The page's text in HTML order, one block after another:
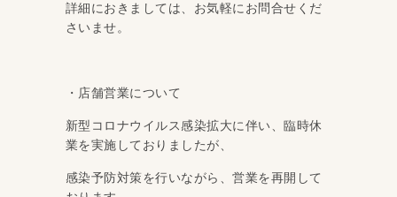
詳細におきましては、お気軽にお問合せくだ
さいませ。
・店舗営業について
新型コロナウイルス感染拡大に伴い、臨時休
業を実施しておりましたが、
感染予防対策を行いながら、営業を再開して